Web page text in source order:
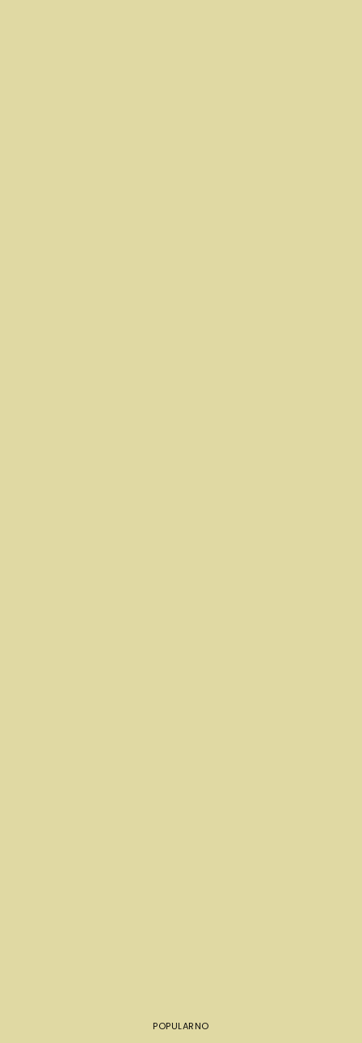
POPULARNO